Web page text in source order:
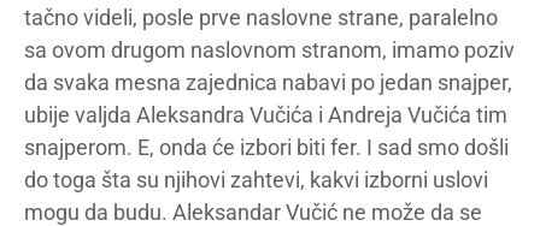
tačno videli, posle prve naslovne strane, paralelno
sa ovom drugom naslovnom stranom, imamo poziv
da svaka mesna zajednica nabavi po jedan snajper,
ubije valjda Aleksandra Vučića i Andreja Vučića tim
snajperom. E, onda će izbori biti fer. I sad smo došli
do toga šta su njihovi zahtevi, kakvi izborni uslovi
mogu da budu. Aleksandar Vučić ne može da se